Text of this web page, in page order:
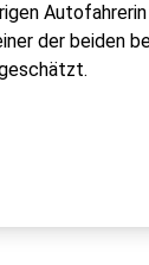
der beiden